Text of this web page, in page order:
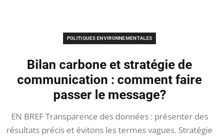
POLITIQUES ENVIRONNEMENTALES
Bilan carbone et stratégie de
communication : comment faire
passer le message?
EN BREF Transparence des données : présenter des
résultats précis et évitons les termes vagues. Stratégie